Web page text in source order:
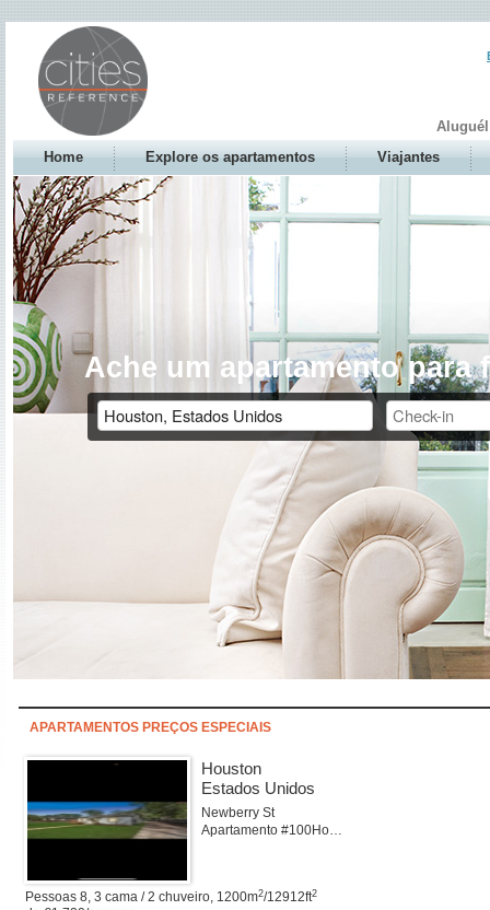
Home Explore os apartamentos Viajantes
Ache um apartamento para
APARTAMENTOS PREÇOS ESPECIAIS
Houston
Estados Unidos
Newberry St
Apartamento #100Houston
Pessoas 8, 3 cama / 2 chuveiro, 1200m2/12912ft2